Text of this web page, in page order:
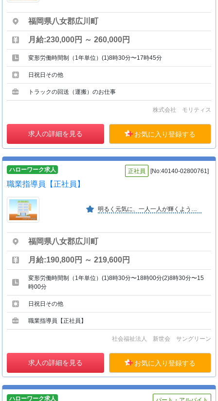
福岡県八女郡広川町
月給:230,000円 ～ 260,000円
変形労働時間制（1年単位）(1)8時30分〜17時45分
日祝日その他
トラックの回送（運搬）のお仕事
株式会社 モリティス
求人の詳細を見る お気に入り登録する
ハローワーク求人 正社員 [No:40140-02800761]
職業指導員【正社員】
明るく元気に、一人一人が輝くように、笑顔を大切に障害者の地域生活を支援します。
福岡県八女郡広川町
月給:190,800円 ～ 219,600円
変形労働時間制（1年単位）(1)8時30分〜18時00分(2)8時30分〜15
時00分
日祝日その他
職業指導員【正社員】
社会福祉法人 新世会 サングリーン
求人の詳細を見る お気に入り登録する
ハローワーク求人